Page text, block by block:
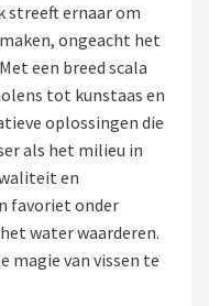
streeft ernaar om
ongeacht het
een breed scala
tot kunstaas en
oplossingen die
als het milieu in
en
favoriet onder
water waarderen.
magie van vissen te